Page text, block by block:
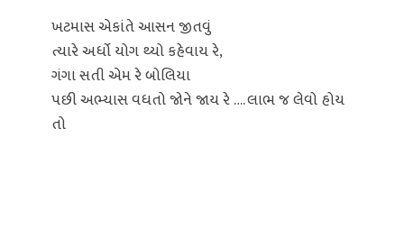
ખટમાસ એકાંતે આસન જીતવું
ત્યારે અર્ધો યોગ થ્યો કહેવાય રે,
ગંગા સતી એમ રે બોલિયા
પછી અભ્યાસ વધતો જોને જાય રે …. લાભ જ લેવો હોય
તો